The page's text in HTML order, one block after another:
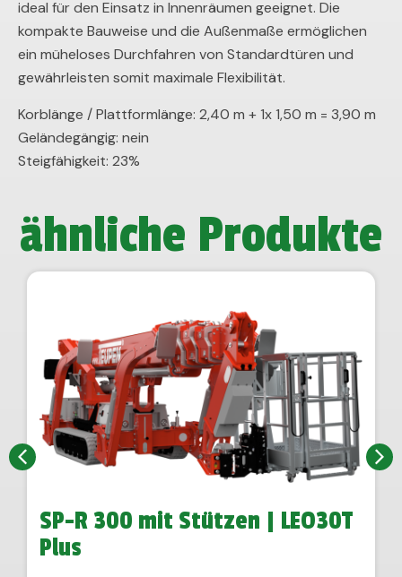
ideal für den Einsatz in Innenräumen geeignet. Die
kompakte Bauweise und die Außenmaße ermöglichen
ein müheloses Durchfahren von Standardtüren und
gewährleisten somit maximale Flexibilität.
Korblänge / Plattformlänge: 2,40 m + 1x 1,50 m = 3,90 m
Geländegängig: nein
Steigfähigkeit: 23%
ähnliche Produkte
SP-R 300 mit Stützen | LEO30T
Plus